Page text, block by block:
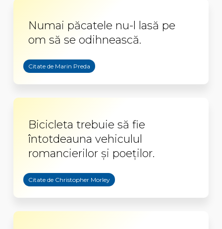
Numai păcatele nu-l lasă pe
om să se odihnească.
Citate de Marin Preda
Bicicleta trebuie să fie
întotdeauna vehiculul
romancierilor și poeților.
Citate de Christopher Morley